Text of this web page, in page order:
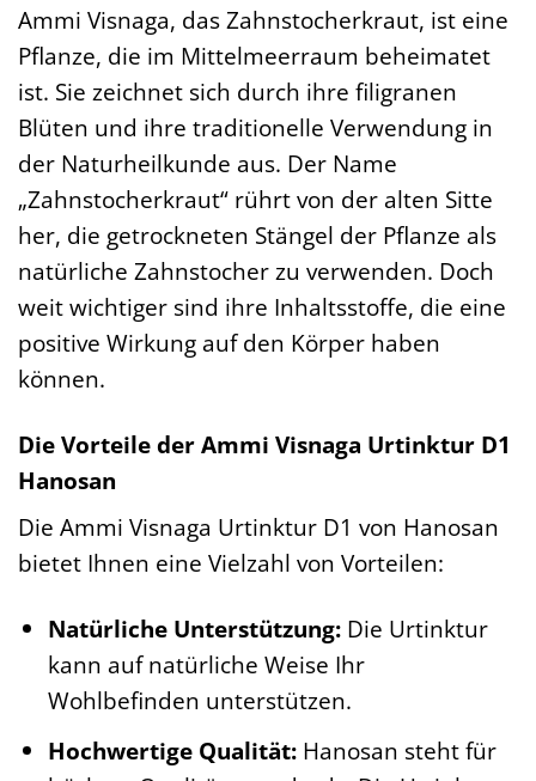
Ammi Visnaga, das Zahnstocherkraut, ist eine
Pflanze, die im Mittelmeerraum beheimatet
ist. Sie zeichnet sich durch ihre filigranen
Blüten und ihre traditionelle Verwendung in
der Naturheilkunde aus. Der Name
„Zahnstocherkraut“ rührt von der alten Sitte
her, die getrockneten Stängel der Pflanze als
natürliche Zahnstocher zu verwenden. Doch
weit wichtiger sind ihre Inhaltsstoffe, die eine
positive Wirkung auf den Körper haben
können.
Die Vorteile der Ammi Visnaga Urtinktur D1
Hanosan
Die Ammi Visnaga Urtinktur D1 von Hanosan
bietet Ihnen eine Vielzahl von Vorteilen:
Natürliche Unterstützung:Die Urtinktur
kann auf natürliche Weise Ihr
Wohlbefinden unterstützen.
Hochwertige Qualität:Hanosan steht für